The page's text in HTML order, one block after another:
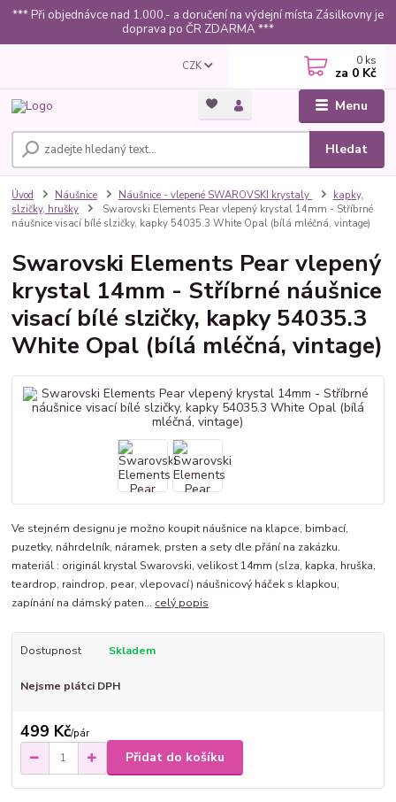
*** Při objednávce nad 1.000,- a doručení na výdejní místa Zásilkovny je
doprava po ČR ZDARMA ***
Menu
CZK
Hledat
0 ks
za 0 Kč
Úvod Náušnice Náušnice - vlepené SWAROVSKI krystaly
kapky,
slzičky, hrušky
Swarovski Elements Pear vlepený krystal 14mm - Stříbrné
náušnice visací bílé slzičky, kapky 54035.3 White Opal (bílá mléčná, vintage)
Swarovski Elements Pear vlepený
krystal 14mm - Stříbrné náušnice
visací bílé slzičky, kapky 54035.3
White Opal (bílá mléčná, vintage)
Ve stejném designu je možno koupit náušnice na klapce, bimbací,
puzetky, náhrdelník, náramek, prsten a sety dle přání na zakázku.
materiál : originál krystal Swarovski, velikost 14mm (slza, kapka, hruška,
teardrop, raindrop, pear, vlepovací) náušnicový háček s klapkou,
zapínání na dámský paten... celý popis
Dostupnost Skladem
Nejsme plátci DPH
499 Kč/pár
Přidat do košíku